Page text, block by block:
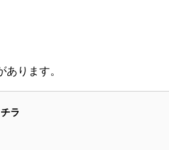
ります。
ラ